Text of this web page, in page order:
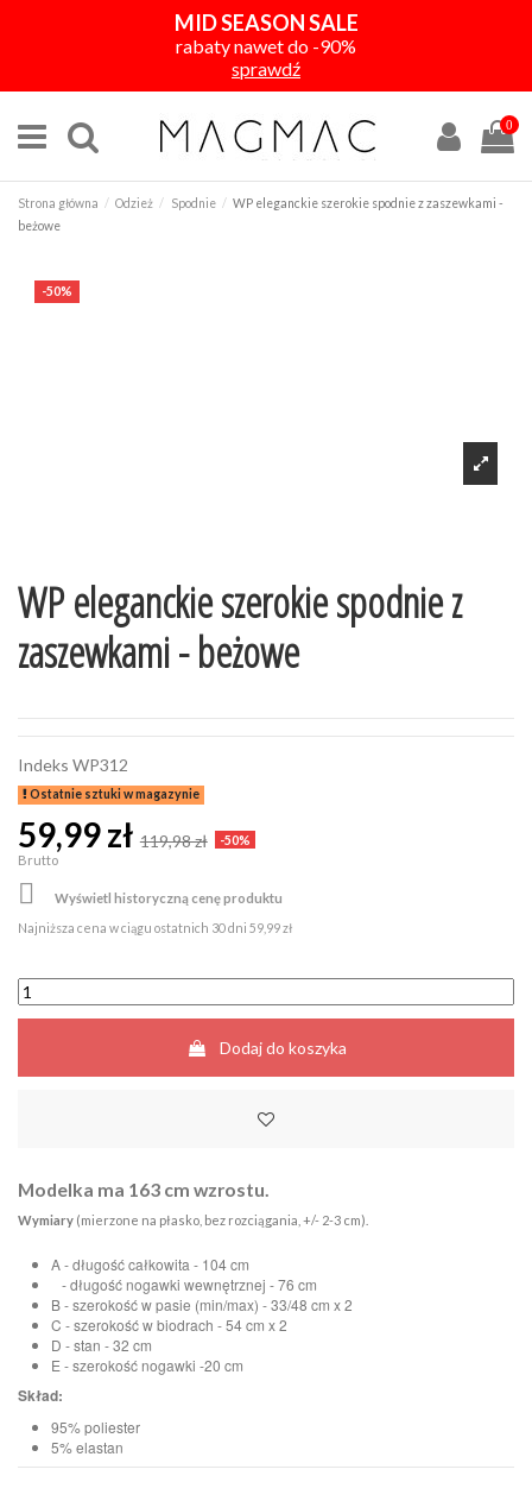
MID SEASON SALE
rabaty nawet do -90%
sprawdź
0
Strona główna Odzież Spodnie
WP eleganckie szerokie spodnie z zaszewkami -
beżowe
-50%
WP eleganckie szerokie spodnie z
zaszewkami - beżowe
Indeks WP312
Ostatnie sztuki w magazynie
59,99 zł 119,98 zł -50%
Brutto

Wyświetl historyczną cenę produktu
Najniższa cena w ciągu ostatnich 30 dni 59,99 zł
Dodaj do koszyka
Modelka ma 163 cm wzrostu.
Wymiary (mierzone na płasko, bez rozciągania, +/- 2-3 cm).
A - długość całkowita - 104 cm
- długość nogawki wewnętrznej - 76 cm
B - szerokość w pasie (min/max) - 33/48 cm x 2
C - szerokość w biodrach - 54 cm x 2
D - stan - 32 cm
E - szerokość nogawki -20 cm
Skład:
95% poliester
5% elastan